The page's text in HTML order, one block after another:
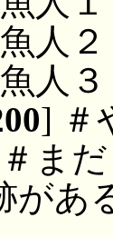
人
人
] ＃
ま
があ